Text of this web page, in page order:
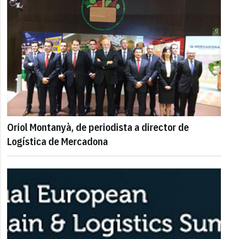
Oriol Montanyà, de periodista a director de
Logística de Mercadona